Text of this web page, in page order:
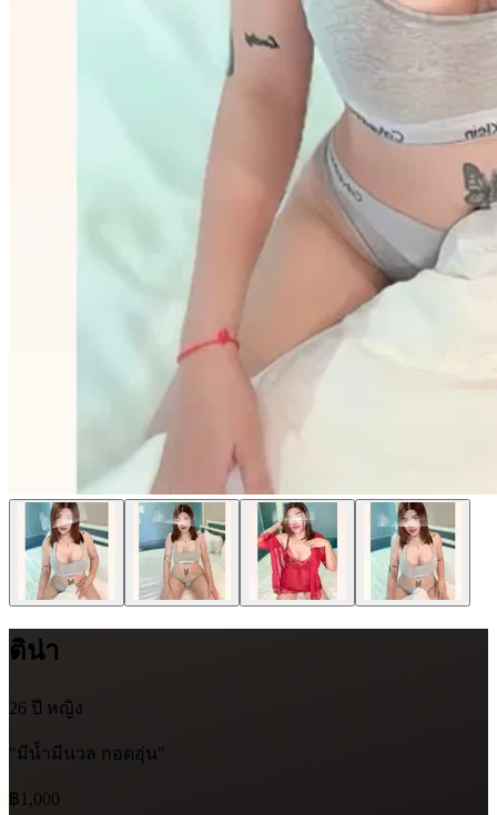
ติน่า
26 ปี หญิง
"มีน้ำมีนวล กอดอุ่น"
฿1,000